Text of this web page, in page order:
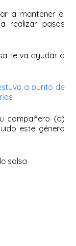
a mantener el
realizar pasos
te va ayudar a
a punto de
compañero (a)
este género